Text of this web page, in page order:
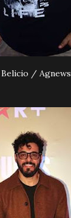
Belicio / Agnews